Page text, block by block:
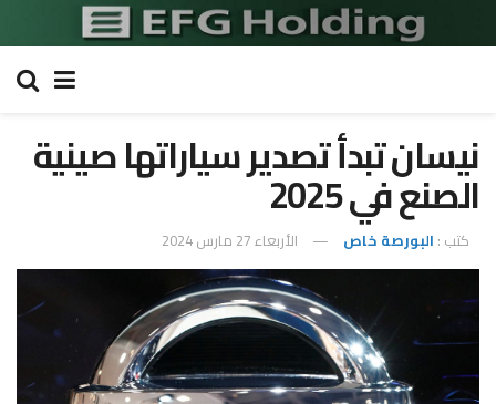
نيسان تبدأ تصدير سياراتها صينية
الصنع في 2025
كتب : البورصة خاص الأربعاء 27 مارس 2024